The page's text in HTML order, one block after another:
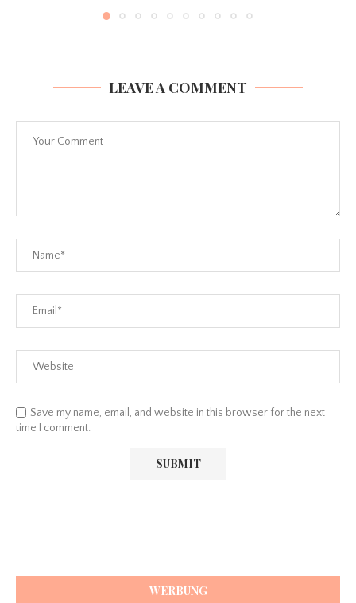
LEAVE A COMMENT
Save my name, email, and website in this browser for the next
time I comment.
WERBUNG